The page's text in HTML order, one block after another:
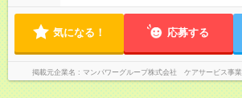
気になる！ 応募する
掲載元企業名 マンパワーグループ株式会社 ケアサービス事